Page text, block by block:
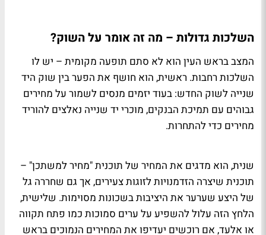
השלכות גדולות – מה זה אומר על השוק?
המצב בראש העין הוא לא סתם תופעה מקומית – יש לו
השלכות רחבות. ראשית, הוא חושף את הפער בין שוק היד
שנייה לשוק החדש: בעוד יזמים מנסים לשמור על מחירים
גבוהים עם תמיכת הבנקים, מוכרי יד שנייה נאלצים להוריד
מחירים כדי להתחרות.
שנית, הוא מדגים את המחיר של תוכנית "מחיר למשתכן" –
תוכנית שיצרה הזדמנויות לזוגות צעירים, אך גם שחררה גל
של היצע שערער את היציבות בשכונות מסוימות. שלישית,
הלחץ הזה עלול להשפיע על ערים סמוכות כמו פתח תקווה
או אלעד, אם רוכשים יעדיפו את המחירים הנמוכים בראש